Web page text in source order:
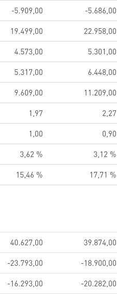
-5.909,00 -5.686,00
19.499,00 22.958,00
4.573,00 5.301,00
5.317,00 6.448,00
9.609,00 11.209,00
1,97 2,27
1,00 0,90
3,62 % 3,12 %
15,46 % 17,71 %
40.627,00 39.874,00
-23.793,00 -18.900,00
-16.293,00 -20.282,00